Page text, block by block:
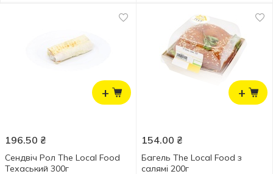
+
196.50 ₴
Сендвіч Рол The Local Food
Техаський 300г
+
154.00 ₴
Багель The Local Food з
салямі 200г